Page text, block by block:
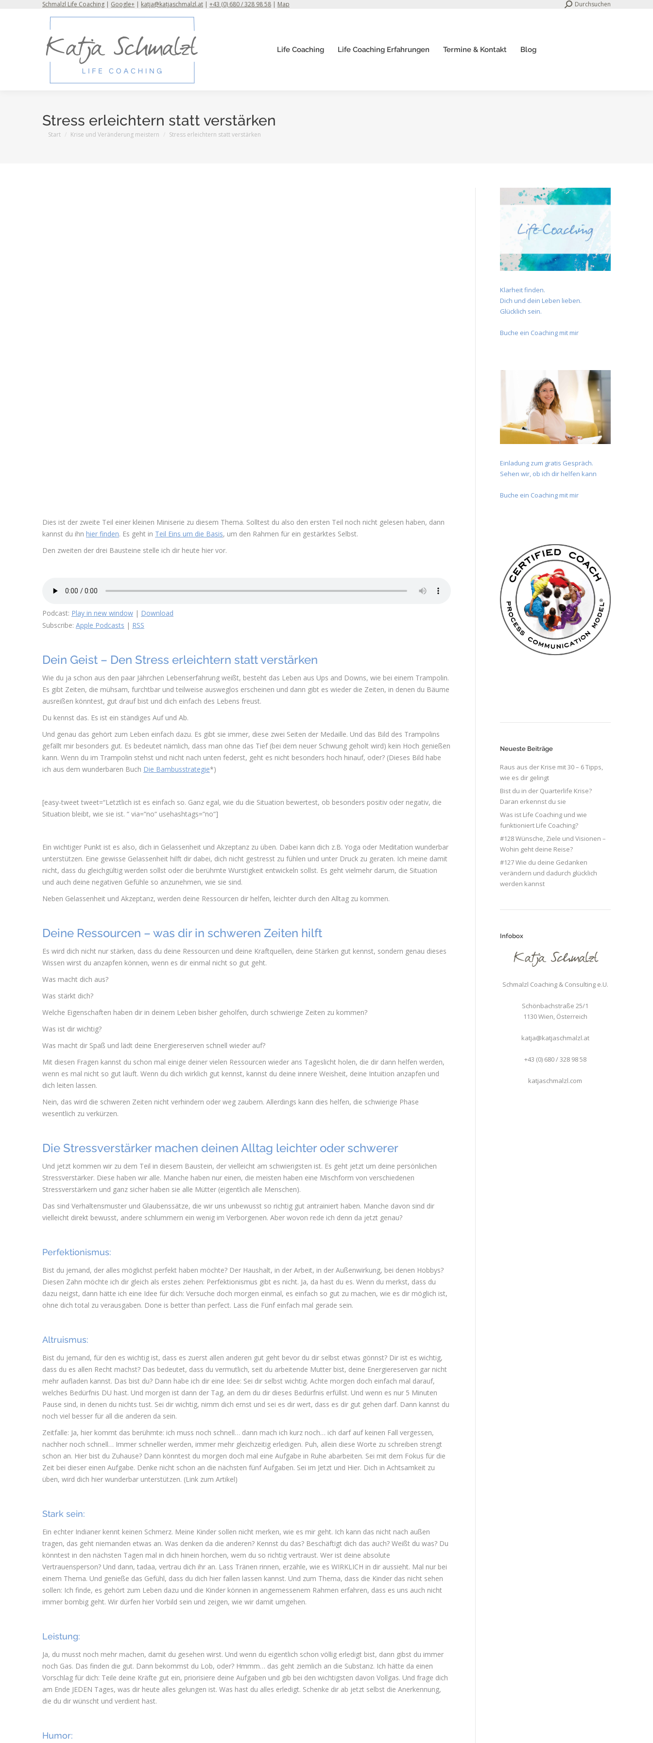
Schmalzl Life Coaching | Google+ | katja@katjaschmalzl.at | +43 (0) 680 / 328 98 58 | Map Search:Durchsuchen
Life Coaching Life Coaching Erfahrungen Termine & Kontakt Blog
Stress erleichtern statt verstärken
Sie befinden sich hier:
Start Krise und Veränderung meistern Stress erleichtern statt verstärken
Dies ist der zweite Teil einer kleinen Miniserie zu diesem Thema. Solltest du also den ersten Teil noch nicht gelesen haben, dann
kannst du ihn hier finden. Es geht in Teil Eins um die Basis, um den Rahmen für ein gestärktes Selbst.
Den zweiten der drei Bausteine stelle ich dir heute hier vor.
Podcast: Play in new window | Download
Subscribe: Apple Podcasts | RSS
Dein Geist – Den Stress erleichtern statt verstärken
Wie du ja schon aus den paar Jährchen Lebenserfahrung weißt, besteht das Leben aus Ups and Downs, wie bei einem Trampolin.
Es gibt Zeiten, die mühsam, furchtbar und teilweise ausweglos erscheinen und dann gibt es wieder die Zeiten, in denen du Bäume
ausreißen könntest, gut drauf bist und dich einfach des Lebens freust.
Du kennst das. Es ist ein ständiges Auf und Ab.
Und genau das gehört zum Leben einfach dazu. Es gibt sie immer, diese zwei Seiten der Medaille. Und das Bild des Trampolins
gefällt mir besonders gut. Es bedeutet nämlich, dass man ohne das Tief (bei dem neuer Schwung geholt wird) kein Hoch genießen
kann. Wenn du im Trampolin stehst und nicht nach unten federst, geht es nicht besonders hoch hinauf, oder? (Dieses Bild habe
ich aus dem wunderbaren Buch Die Bambusstrategie*)
[easy-tweet tweet=“Letztlich ist es einfach so. Ganz egal, wie du die Situation bewertest, ob besonders positiv oder negativ, die
Situation bleibt, wie sie ist. “ via=“no“ usehashtags=“no“]
Ein wichtiger Punkt ist es also, dich in Gelassenheit und Akzeptanz zu üben. Dabei kann dich z.B. Yoga oder Meditation wunderbar
unterstützen. Eine gewisse Gelassenheit hilft dir dabei, dich nicht gestresst zu fühlen und unter Druck zu geraten. Ich meine damit
nicht, dass du gleichgültig werden sollst oder die berühmte Wurstigkeit entwickeln sollst. Es geht vielmehr darum, die Situation
und auch deine negativen Gefühle so anzunehmen, wie sie sind.
Neben Gelassenheit und Akzeptanz, werden deine Ressourcen dir helfen, leichter durch den Alltag zu kommen.
Deine Ressourcen – was dir in schweren Zeiten hilft
Es wird dich nicht nur stärken, dass du deine Ressourcen und deine Kraftquellen, deine Stärken gut kennst, sondern genau dieses
Wissen wirst du anzapfen können, wenn es dir einmal nicht so gut geht.
Was macht dich aus?
Was stärkt dich?
Welche Eigenschaften haben dir in deinem Leben bisher geholfen, durch schwierige Zeiten zu kommen?
Was ist dir wichtig?
Was macht dir Spaß und lädt deine Energiereserven schnell wieder auf?
Mit diesen Fragen kannst du schon mal einige deiner vielen Ressourcen wieder ans Tageslicht holen, die dir dann helfen werden,
wenn es mal nicht so gut läuft. Wenn du dich wirklich gut kennst, kannst du deine innere Weisheit, deine Intuition anzapfen und
dich leiten lassen.
Nein, das wird die schweren Zeiten nicht verhindern oder weg zaubern. Allerdings kann dies helfen, die schwierige Phase
wesentlich zu verkürzen.
Die Stressverstärker machen deinen Alltag leichter oder schwerer
Und jetzt kommen wir zu dem Teil in diesem Baustein, der vielleicht am schwierigsten ist. Es geht jetzt um deine persönlichen
Stressverstärker. Diese haben wir alle. Manche haben nur einen, die meisten haben eine Mischform von verschiedenen
Stressverstärkern und ganz sicher haben sie alle Mütter (eigentlich alle Menschen).
Das sind Verhaltensmuster und Glaubenssätze, die wir uns unbewusst so richtig gut antrainiert haben. Manche davon sind dir
vielleicht direkt bewusst, andere schlummern ein wenig im Verborgenen. Aber wovon rede ich denn da jetzt genau?
Perfektionismus:
Bist du jemand, der alles möglichst perfekt haben möchte? Der Haushalt, in der Arbeit, in der Außenwirkung, bei denen Hobbys?
Diesen Zahn möchte ich dir gleich als erstes ziehen: Perfektionismus gibt es nicht. Ja, da hast du es. Wenn du merkst, dass du
dazu neigst, dann hätte ich eine Idee für dich: Versuche doch morgen einmal, es einfach so gut zu machen, wie es dir möglich ist,
ohne dich total zu verausgaben. Done is better than perfect. Lass die Fünf einfach mal gerade sein.
Altruismus:
Bist du jemand, für den es wichtig ist, dass es zuerst allen anderen gut geht bevor du dir selbst etwas gönnst? Dir ist es wichtig,
dass du es allen Recht machst? Das bedeutet, dass du vermutlich, seit du arbeitende Mutter bist, deine Energiereserven gar nicht
mehr aufladen kannst. Das bist du? Dann habe ich dir eine Idee: Sei dir selbst wichtig. Achte morgen doch einfach mal darauf,
welches Bedürfnis DU hast. Und morgen ist dann der Tag, an dem du dir dieses Bedürfnis erfüllst. Und wenn es nur 5 Minuten
Pause sind, in denen du nichts tust. Sei dir wichtig, nimm dich ernst und sei es dir wert, dass es dir gut gehen darf. Dann kannst du
noch viel besser für all die anderen da sein.
Zeitfalle: Ja, hier kommt das berühmte: ich muss noch schnell… dann mach ich kurz noch… ich darf auf keinen Fall vergessen,
nachher noch schnell… Immer schneller werden, immer mehr gleichzeitig erledigen. Puh, allein diese Worte zu schreiben strengt
schon an. Hier bist du Zuhause? Dann könntest du morgen doch mal eine Aufgabe in Ruhe abarbeiten. Sei mit dem Fokus für die
Zeit bei dieser einen Aufgabe. Denke nicht schon an die nächsten fünf Aufgaben. Sei im Jetzt und Hier. Dich in Achtsamkeit zu
üben, wird dich hier wunderbar unterstützen. (Link zum Artikel)
Stark sein:
Ein echter Indianer kennt keinen Schmerz. Meine Kinder sollen nicht merken, wie es mir geht. Ich kann das nicht nach außen
tragen, das geht niemanden etwas an. Was denken da die anderen? Kennst du das? Beschäftigt dich das auch? Weißt du was? Du
könntest in den nächsten Tagen mal in dich hinein horchen, wem du so richtig vertraust. Wer ist deine absolute
Vertrauensperson? Und dann, tadaa, vertrau dich ihr an. Lass Tränen rinnen, erzähle, wie es WIRKLICH in dir aussieht. Mal nur bei
einem Thema. Und genieße das Gefühl, dass du dich hier fallen lassen kannst. Und zum Thema, dass die Kinder das nicht sehen
sollen: Ich finde, es gehört zum Leben dazu und die Kinder können in angemessenem Rahmen erfahren, dass es uns auch nicht
immer bombig geht. Wir dürfen hier Vorbild sein und zeigen, wie wir damit umgehen.
Leistung:
Ja, du musst noch mehr machen, damit du gesehen wirst. Und wenn du eigentlich schon völlig erledigt bist, dann gibst du immer
noch Gas. Das finden die gut. Dann bekommst du Lob, oder? Hmmm… das geht ziemlich an die Substanz. Ich hätte da einen
Vorschlag für dich: Teile deine Kräfte gut ein, priorisiere deine Aufgaben und gib bei den wichtigsten davon Vollgas. Und frage dich
am Ende JEDEN Tages, was dir heute alles gelungen ist. Was hast du alles erledigt. Schenke dir ab jetzt selbst die Anerkennung,
die du dir wünscht und verdient hast.
Humor:
Klarheit finden.
Dich und dein Leben lieben.
Glücklich sein.
Buche ein Coaching mit mir
Einladung zum gratis Gespräch.
Sehen wir, ob ich dir helfen kann
Buche ein Coaching mit mir
Neueste Beiträge
Raus aus der Krise mit 30 – 6 Tipps,
wie es dir gelingt
Bist du in der Quarterlife Krise?
Daran erkennst du sie
Was ist Life Coaching und wie
funktioniert Life Coaching?
#128 Wünsche, Ziele und Visionen –
Wohin geht deine Reise?
#127 Wie du deine Gedanken
verändern und dadurch glücklich
werden kannst
Infobox
Schmalzl Coaching & Consulting e.U.
Schönbachstraße 25/1
1130Wien, Österreich
katja@katjaschmalzl.at
+43 (0) 680 / 328 98 58
katjaschmalzl.com